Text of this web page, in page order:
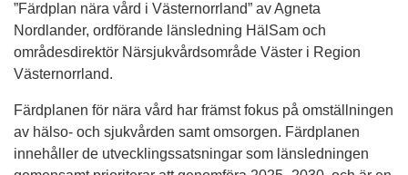
”Färdplan nära vård i Västernorrland” av Agneta
Nordlander, ordförande länsledning HälSam och
områdesdirektör Närsjukvårdsområde Väster i Region
Västernorrland.
Färdplanen för nära vård har främst fokus på omställningen
av hälso- och sjukvården samt omsorgen. Färdplanen
innehåller de utvecklingssatsningar som länsledningen